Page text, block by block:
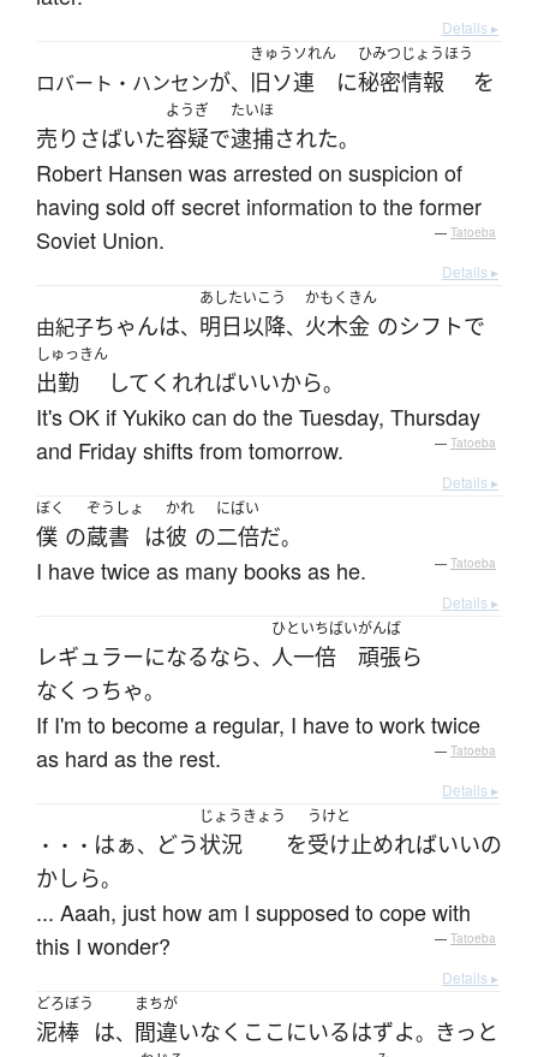
Details ▸
ロバート・ハンセンが、
きゅうソれん
旧ソ連 に
ひみつじょうほう
秘密情報
を
売りさばいた
ようぎ
容疑で
たいほ
逮捕された。
Robert Hansen was arrested on suspicion of
having sold off secret information to the former
Soviet Union.
— Tatoeba
Details ▸
由紀子ちゃんは、
あした
明日
いこう
以降、
かもくきん
火木金 のシフトで
しゅっきん
出勤 して くれればいいから。
It's OK if Yukiko can do the Tuesday, Thursday
and Friday shifts from tomorrow.
— Tatoeba
Details ▸
ぼく
僕 の
ぞうしょ
蔵書 は
かれ
彼 の
にばい
二倍だ。
I have twice as many books as he. — Tatoeba
Details ▸
レギュラーになるなら、
ひといちばい
人一倍
がんば
頑張ら
なくっちゃ。
If I'm to become a regular, I have to work twice
as hard as the rest.
— Tatoeba
Details ▸
・・・ はぁ、 どう
じょうきょう
状況 を
うけと
受け止めればいいの
かしら。
... Aaah, just how am I supposed to cope with
this I wonder?
— Tatoeba
Details ▸
どろぼう
泥棒 は、
まちが
間違いなく ここ にいるはずよ。 きっと